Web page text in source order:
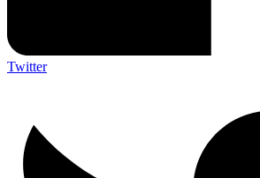
Twitter